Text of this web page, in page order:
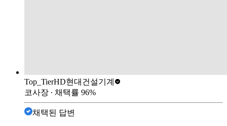
Top_TierHD현대건설기계
코사장 ∙ 채택률 96%
채택된 답변